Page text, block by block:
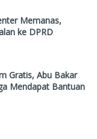
Memanas,
ke DPRD
Gratis, Abu Bakar
Mendapat Bantuan